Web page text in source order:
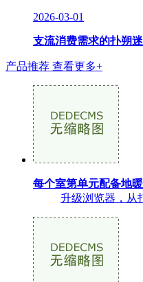
2026-03-01
支流消费需求的扑朔
产品推荐 查看更多+
每个室第单元配备地
升级浏览器，从